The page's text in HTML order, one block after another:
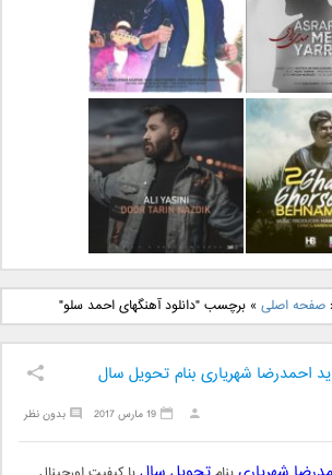
جدید مهدی
اسرار
دانلود آهنگ جدید فرزاد
فرزین بنام آتیش
جدید بهنام
قرص قمر 2
دانلود آهنگ جدید علی
یاسینی بنام دورترین نزدیک
صفحه اصلی »برچسب "دانلود آهنگهای احمد سلو"
احمدرضا شهریاری بنام تحویل سال
بدون نظر 19 مارس 2017